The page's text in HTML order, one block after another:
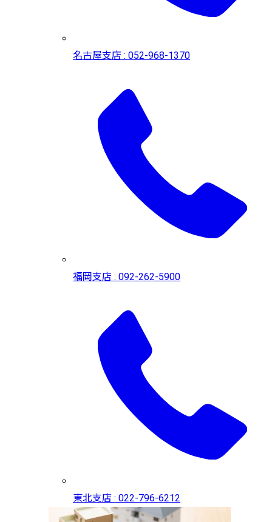
名古屋支店 : 052-968-1370
福岡支店 : 092-262-5900
東北支店 : 022-796-6212